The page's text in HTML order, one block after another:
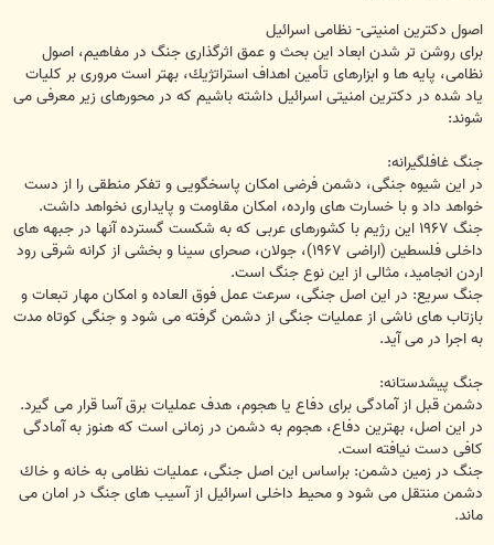
اصول دكترين امنيتى- نظامى اسرائيل
براى روشن تر شدن ابعاد اين بحث و عمق اثرگذارى جنگ در مفاهيم، اصول
نظامى، پايه ها و ابزارهاى تأمين اهداف استراتژيك، بهتر است مرورى بر كليات
ياد شده در دكترين امنيتى اسرائيل داشته باشيم كه در محورهاى زير معرفى مى
شوند:
جنگ غافلگيرانه:
در اين شيوه جنگى، دشمن فرضى امكان پاسخگويى و تفكر منطقى را از دست
خواهد داد و با خسارت هاى وارده، امكان مقاومت و پايدارى نخواهد داشت.
جنگ ۱۹۶۷ اين رژيم با كشورهاى عربى كه به شكست گسترده آنها در جبهه هاى
داخلى فلسطين (اراضى ۱۹۶۷)، جولان، صحراى سينا و بخشى از كرانه شرقى رود
اردن انجاميد، مثالى از اين نوع جنگ است.
جنگ سريع: در اين اصل جنگى، سرعت عمل فوق العاده و امكان مهار تبعات و
بازتاب هاى ناشى از عمليات جنگى از دشمن گرفته مى شود و جنگى كوتاه مدت
به اجرا در مى آيد.
جنگ پيشدستانه:
دشمن قبل از آمادگى براى دفاع يا هجوم، هدف عمليات برق آسا قرار مى گيرد.
در اين اصل، بهترين دفاع، هجوم به دشمن در زمانى است كه هنوز به آمادگى
كافى دست نيافته است.
جنگ در زمين دشمن: براساس اين اصل جنگى، عمليات نظامى به خانه و خاك
دشمن منتقل مى شود و محيط داخلى اسرائيل از آسيب هاى جنگ در امان مى
ماند.